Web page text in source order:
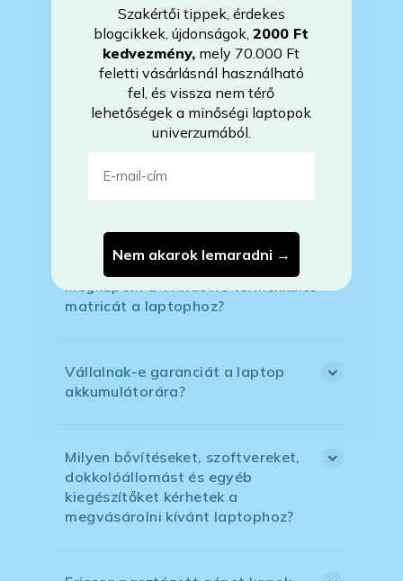
Bankkártyával tudok Önöknél
fizetni?
Hogyan tudom megrendelni a
kiszemelt laptopot?
Áfás számlát tudnak adni?
Mit jelent az, hogy Windows
Megkapom a Windows termékkulcs
matricát a laptophoz?
Vállalnak-e garanciát a laptop
akkumulátorára?
Milyen bővítéseket, szoftvereket,
dokkolóállomást és egyéb
kiegészítőket kérhetek a
megvásárolni kívánt laptophoz?
Szakértői tippek, érdekes
blogcikkek, újdonságok,2000 Ft
kedvezmény, mely 70.000 Ft
feletti vásárlásnál használható
fel, és vissza nem térő
lehetőségek a minőségi laptopok
univerzumából.
Nem akarok lemaradni →